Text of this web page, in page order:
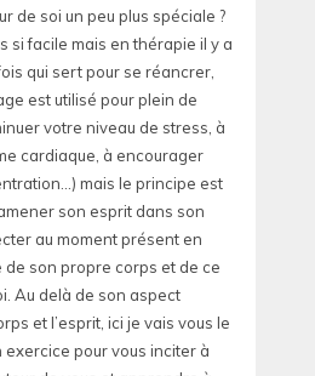
de soi un peu plus spéciale ?
si facile mais en thérapie il y a
qui sert pour se réancrer,
est utilisé pour plein de
votre niveau de stress, à
cardiaque, à encourager
mais le principe est
son esprit dans son
au moment présent en
son propre corps et de ce
Au delà de son aspect
et l’esprit, ici je vais vous le
pour vous inciter à